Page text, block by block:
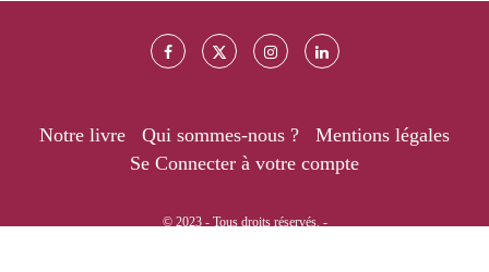
Notre livre Qui sommes-nous ?
Mentions légales
Se Connecter à votre compte
© 2023 - Tous droits réservés. -